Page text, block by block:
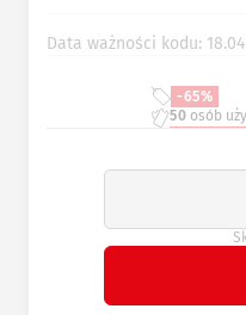
Data ważności kodu:
-65%
50 osób